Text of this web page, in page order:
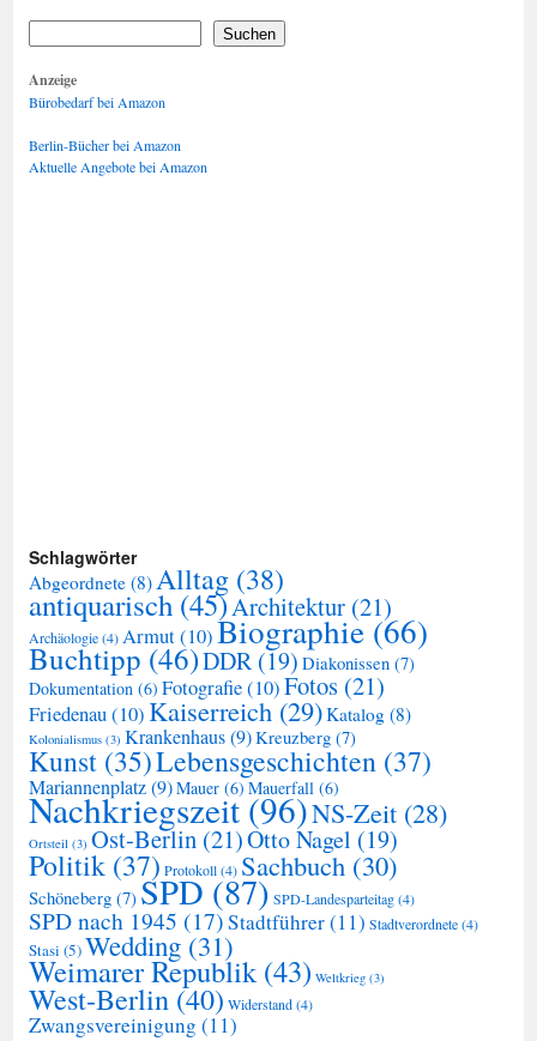
Suchen
Anzeige
Bürobedarf bei Amazon
Berlin-Bücher bei Amazon
Aktuelle Angebote bei Amazon
Schlagwörter
Abgeordnete (8)Alltag (38)
antiquarisch (45)Architektur (21)
Archäologie(4)Armut(10)Biographie(66)
Buchtipp (46)DDR (19) Diakonissen (7)
Dokumentation (6) Fotografie(10)Fotos (21)
Friedenau(10)Kaiserreich(29)Katalog (8)
Kolonialismus (3) Krankenhaus(9)Kreuzberg (7)
Kunst (35)Lebensgeschichten (37)
Mariannenplatz(9)Mauer (6) Mauerfall (6)
Nachkriegszeit(96)NS-Zeit (28)
Ortsteil (3) Ost-Berlin (21)Otto Nagel (19)
Politik (37) Protokoll(4) Sachbuch (30)
Schöneberg (7) SPD(87) SPD-Landesparteitag(4)
SPD nach 1945 (17)Stadtführer(11) Stadtverordnete(4)
Stasi (5)Wedding (31)
Weimarer Republik(43) Weltkrieg (3)
West-Berlin (40) Widerstand(4)
Zwangsvereinigung (11)